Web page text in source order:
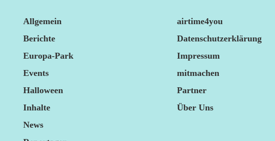
Allgemein
Berichte
Europa-Park
Events
Halloween
Inhalte
News
airtime4you
Datenschutzerklärung
Impressum
mitmachen
Partner
Über Uns